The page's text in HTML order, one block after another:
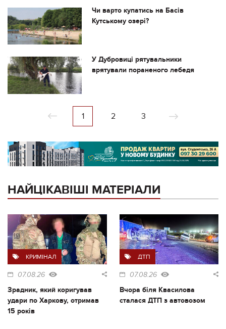
Чи варто купатись на Басів
Кутському озері?
У Дубровиці рятувальники
врятували пораненого лебедя
1 2 3
НАЙЦІКАВІШІ МАТЕРІАЛИ
КРИМІНАЛ
07.08.26
Зрадник, який коригував
удари по Харкову, отримав
15 років
ДТП
07.08.26
Вчора біля Квасилова
сталася ДТП з автовозом